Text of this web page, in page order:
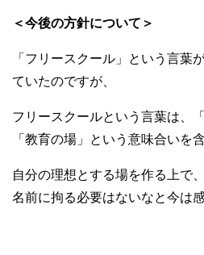
＜今後の方針について＞
「フリースクール」という言葉
ていたのですが、
フリースクールという言葉は、
「教育の場」という意味合いを
自分の理想とする場を作る上で
名前に拘る必要はないなと今は